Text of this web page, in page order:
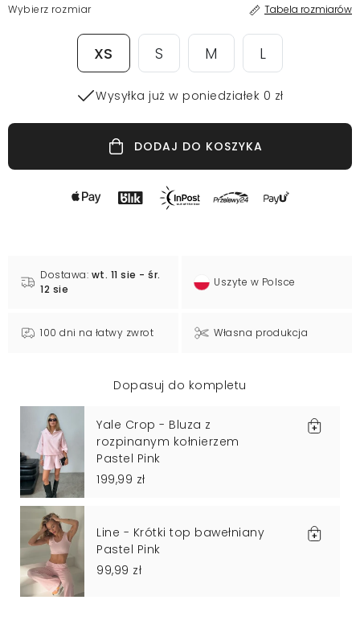
Wybierz rozmiar Tabela rozmiarów
XS S M L
Wysyłka już w poniedziałek 0 zł
DODAJ DO KOSZYKA
Dostawa: wt. 11 sie - śr.
12 sie
Uszyte w Polsce
100 dni na łatwy zwrot Własna produkcja
Dopasuj do kompletu
Yale Crop - Bluza z
rozpinanym kołnierzem
Pastel Pink
199,99 zł
Line - Krótki top bawełniany
Pastel Pink
99,99 zł